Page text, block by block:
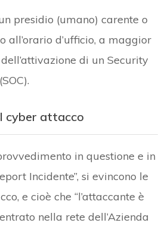
presidio (umano) carente o
all’orario d’ufficio, a maggior
di un Security
cyber attacco
in questione e in
Incidente”, si evincono le
e cioè che “l’attaccante è
nella rete dell’Azienda